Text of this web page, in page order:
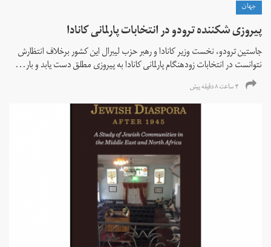
جهان
پیروزی شکننده ترودو در انتخابات پارلمانی کانادا
جاستین ترودو، نخست وزیر کانادا و رهبر حزب لیبرال این کشور برخلاف انتظارش
نتوانست در انتخابات زود‌هنگام پارلمانی کانادا به پیروزی مطلق دست یابد و بار...
۴ ساعت ۸ دقیقه پیش